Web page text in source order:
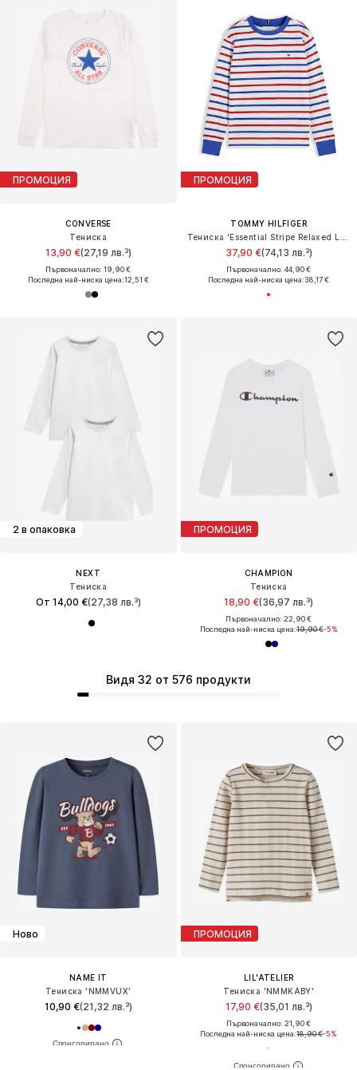
ПРОМОЦИЯ
CONVERSE
Тениска
13,90 €(27,19 лв.³)
Първоначално: 19,90 €
Последна най-ниска цена:12,51 €
ПРОМОЦИЯ
TOMMY HILFIGER
37,90 €(74,13 лв.³)
Първоначално: 44,90 €
Последна най-ниска цена:38,17 €
2 в опаковка
NEXT
Тениска
От 14,00 €(27,38 лв.³)
ПРОМОЦИЯ
CHAMPION
Тениска
18,90 €(36,97 лв.³)
Първоначално: 22,90 €
Последна най-ниска цена:19,90 €-5%
Видя 32 от 576 продукти
Ново
NAME IT
Тениска 'NMMVUX'
10,90 €(21,32 лв.³)
ПРОМОЦИЯ
LIL'ATELIER
Тениска 'NMMKABY'
17,90 €(35,01 лв.³)
Първоначално: 21,90 €
Последна най-ниска цена:18,90 €-5%